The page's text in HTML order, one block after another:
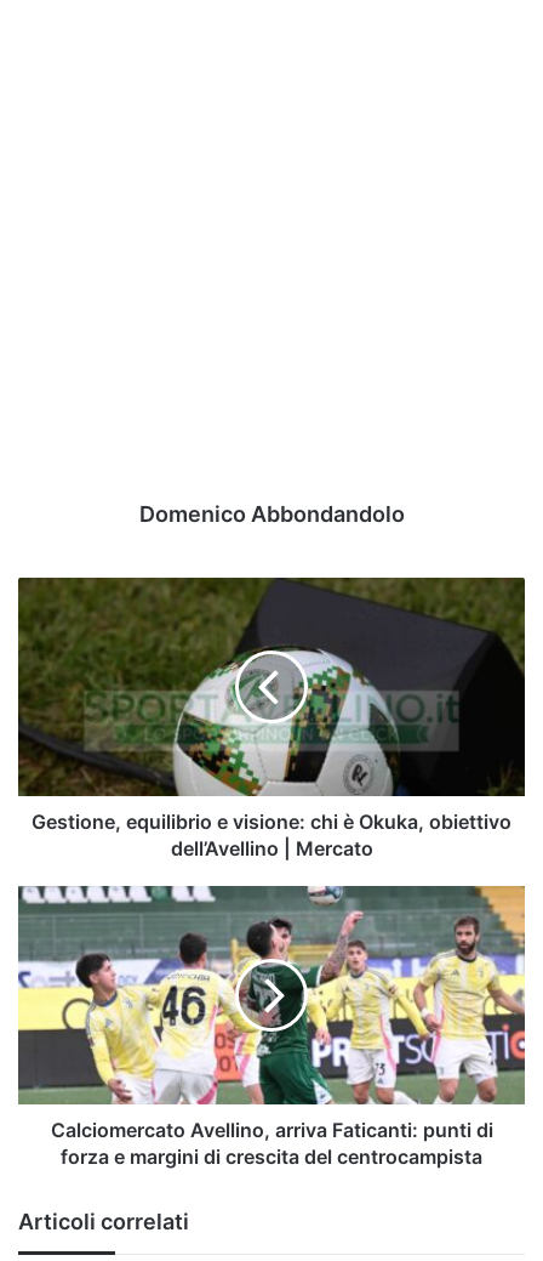
Domenico Abbondandolo
Gestione,
equilibrio
visione:
chi
è
Okuka,
obiettivo
dell’Avellino
Gestione, equilibrio e visione: chi è Okuka, obiettivo
dell’Avellino | Mercato
Calciomercato
Avellino,
Faticanti:
margini
crescita
Calciomercato Avellino, arriva Faticanti: punti di
forza e margini di crescita del centrocampista
Articoli correlati